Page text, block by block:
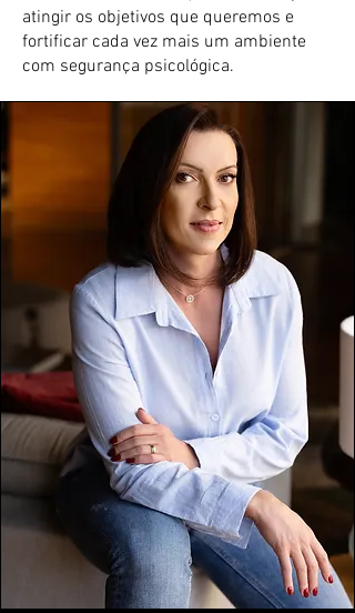
atingir os objetivos que queremos e
fortificar cada vez mais um ambiente
com segurança psicológica.